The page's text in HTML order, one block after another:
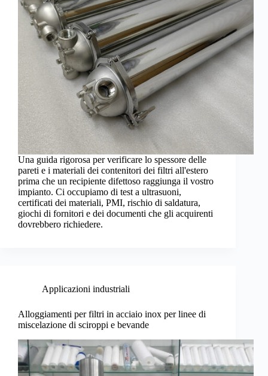
Una guida rigorosa per verificare lo spessore delle
pareti e i materiali dei contenitori dei filtri all'estero
prima che un recipiente difettoso raggiunga il vostro
impianto. Ci occupiamo di test a ultrasuoni,
certificati dei materiali, PMI, rischio di saldatura,
giochi di fornitori e dei documenti che gli acquirenti
dovrebbero richiedere.
Applicazioni industriali
Alloggiamenti per filtri in acciaio inox per linee di
miscelazione di sciroppi e bevande